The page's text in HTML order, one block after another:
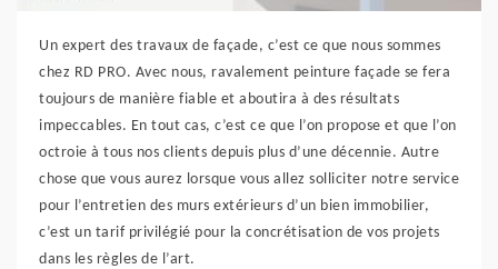
Un expert des travaux de façade, c’est ce que nous sommes
chez RD PRO. Avec nous, ravalement peinture façade se fera
toujours de manière fiable et aboutira à des résultats
impeccables. En tout cas, c’est ce que l’on propose et que l’on
octroie à tous nos clients depuis plus d’une décennie. Autre
chose que vous aurez lorsque vous allez solliciter notre service
pour l’entretien des murs extérieurs d’un bien immobilier,
c’est un tarif privilégié pour la concrétisation de vos projets
dans les règles de l’art.